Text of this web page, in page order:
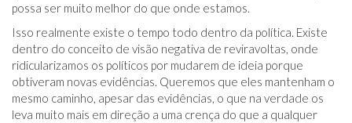
possa ser muito melhor do que onde estamos.
Isso realmente existe o tempo todo dentro da política. Existe
dentro do conceito de visão negativa de reviravoltas, onde
ridicularizamos os políticos por mudarem de ideia porque
obtiveram novas evidências. Queremos que eles mantenham o
mesmo caminho, apesar das evidências, o que na verdade os
leva muito mais em direção a uma crença do que a qualquer